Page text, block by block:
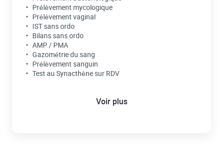
Prélèvement mycologique
Prélèvement vaginal
IST sans ordo
Bilans sans ordo
AMP / PMA
Gazométrie du sang
Prélèvement sanguin
Test au Synacthène sur RDV
Voir plus